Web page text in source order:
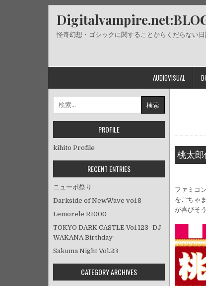
怪奇幻想・ゴシックに関することからくだらない日
AUDIOVISUAL
桃太郎
ファミコ
をごちゃ
が喜びそ
索:
PROFILE
kihito Profile
RECENT ENTRIES
ニューポ祭り
Darkside of NewWave vol.8
Lemorele R1000
TOKYO DARK CASTLE Vol.123 -DJ
WAKANA Birthday-
Sakuma Night Vol.23
CATEGORY ARCHIVES